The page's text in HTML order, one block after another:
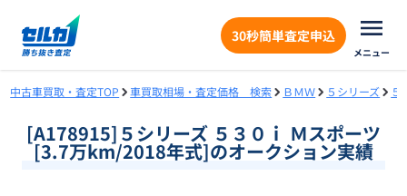
30秒簡単査定申込
メニュー
中古車買取・査定TOP 車買取相場・査定価格 検索 ＢＭＷ ５シリーズ ５
[A178915]５シリーズ ５３０ｉ Ｍスポーツ
[3.7万km/2018年式]のオークション実績